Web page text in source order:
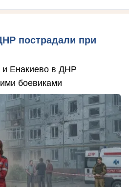
пострадали при
и Енакиево в ДНР
боевиками